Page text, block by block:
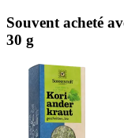
Souvent acheté
30 g